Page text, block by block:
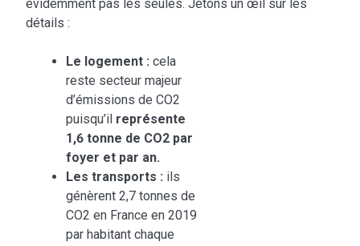
évidemment pas les seules. Jetons un œil sur les
détails :
Le logement : cela
reste secteur majeur
d’émissions de CO2
puisqu’il représente
1,6 tonne de CO2 par
foyer et par an.
Les transports : ils
génèrent 2,7 tonnes de
CO2 en France en 2019
par habitant chaque